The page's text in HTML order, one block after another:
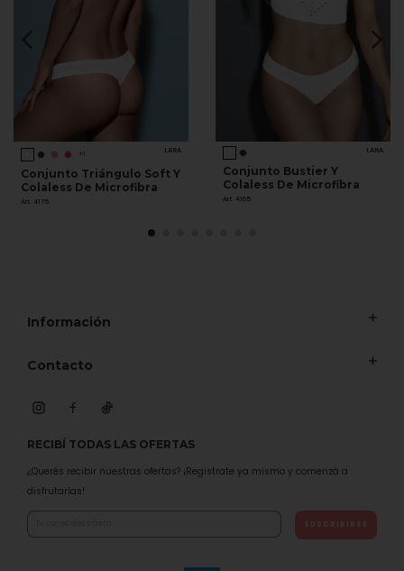
+1 LARA
Conjunto Triángulo Soft Y
Colaless De Microfibra
Art. 4175
LARA
Conjunto Bustier Y
Colaless De Microfibra
Art. 4165
Información
Contacto
RECIBÍ TODAS LAS OFERTAS
¿Querés recibir nuestras ofertas? ¡Registrate ya mismo y comenzá a
disfrutarlas!